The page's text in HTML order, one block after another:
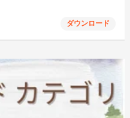
ダウンロード